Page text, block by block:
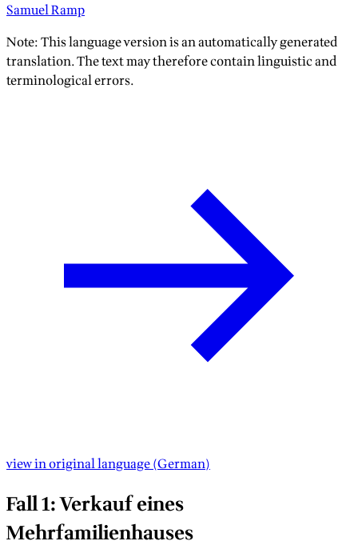
Samuel Ramp
Note: This language version is an automatically generated
translation. The text may therefore contain linguistic and
terminological errors.
view in original language(German)
Fall 1: Verkauf eines
Mehrfamilienhauses